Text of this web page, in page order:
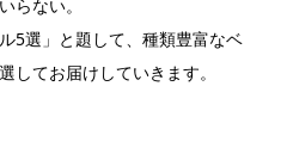
らない。
5選」と題して、種類豊富なベ
してお届けしていきます。